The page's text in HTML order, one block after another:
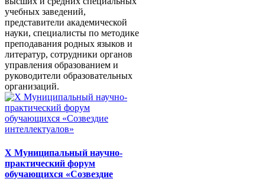
учебных заведений,
представители академической
науки, специалисты по методике
преподавания родных языков и
литератур, сотрудники органов
управления образованием и
руководители образовательных
организаций.
X Муниципальный научно-
практический форум
обучающихся «Созвездие